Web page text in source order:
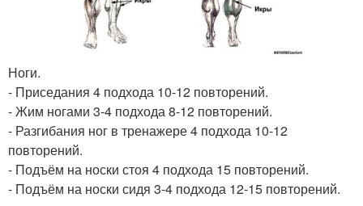
Ноги.
- Приседания 4 подхода 10-12 повторений.
- Жим ногами 3-4 подхода 8-12 повторений.
- Разгибания ног в тренажере 4 подхода 10-12
повторений.
- Подъём на носки стоя 4 подхода 15 повторений.
- Подъём на носки сидя 3-4 подхода 12-15 повторений.